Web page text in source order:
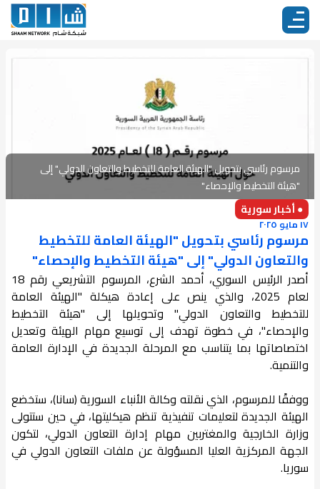
مرسوم رئاسي بتحويل "الهيئة العامة للتخطيط والتعاون الدولي" إلى
"هيئة التخطيط والإحصاء"
● أخبار سورية
١٧ مايو ٢٠٢٥
مرسوم رئاسي بتحويل "الهيئة العامة للتخطيط
والتعاون الدولي" إلى "هيئة التخطيط والإحصاء"
أصدر الرئيس السوري، أحمد الشرع، المرسوم التشريعي رقم 18
لعام 2025، والذي ينص على إعادة هيكلة "الهيئة العامة
للتخطيط والتعاون الدولي" وتحويلها إلى "هيئة التخطيط
والإحصاء"، في خطوة تهدف إلى توسيع مهام الهيئة وتعديل
اختصاصاتها بما يتناسب مع المرحلة الجديدة في الإدارة العامة
والتنمية.
ووفقًا للمرسوم، الذي نقلته وكالة الأنباء السورية (سانا)، ستخضع
الهيئة الجديدة لتعليمات تنفيذية تنظم هيكليتها، في حين ستتولى
وزارة الخارجية والمغتربين مهام إدارة التعاون الدولي، لتكون
الجهة المركزية العليا المسؤولة عن ملفات التعاون الدولي في
سوريا.